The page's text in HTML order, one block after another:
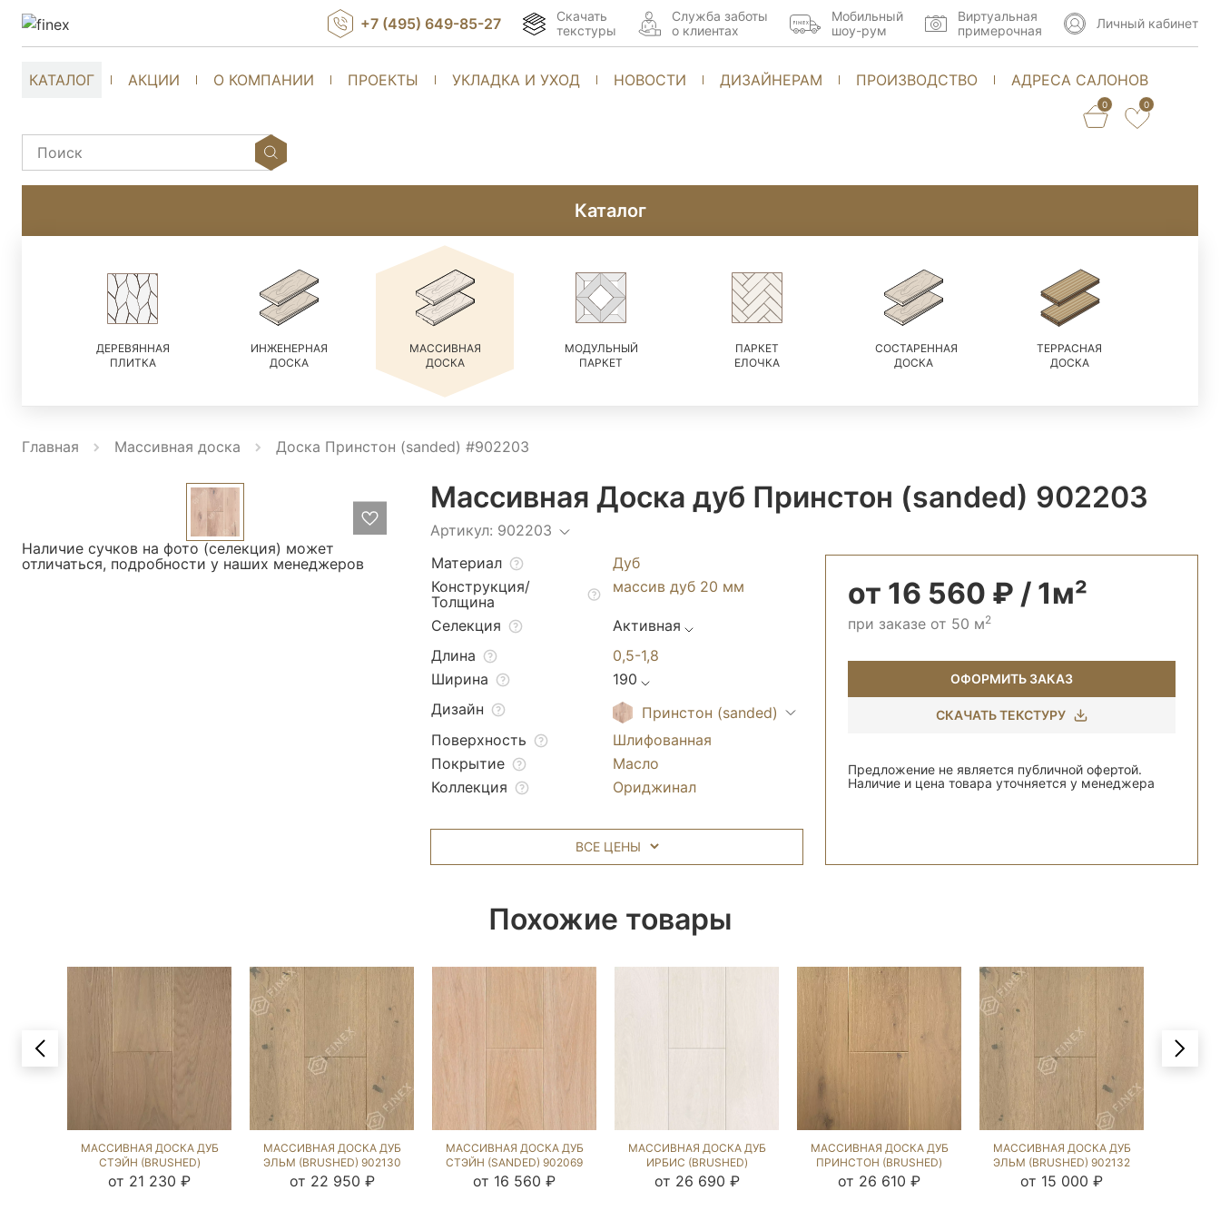
КАТАЛОГ АКЦИИ О КОМПАНИИ ПРОЕКТЫ УКЛАДКА И УХОД НОВОСТИ ДИЗАЙНЕРАМ ПРОИЗВОДСТВО АДРЕСА САЛОНОВ
0 0
+7 (495) 649-85-27
Скачать
текстуры
Cлужба заботы
о клиентах
Мобильный
шоу-рум
Виртуальная
примерочная
Личный кабинет
Каталог
ДЕРЕВЯННАЯ
ПЛИТКА
ИНЖЕНЕРНАЯ
ДОСКА
МАССИВНАЯ
ДОСКА
МОДУЛЬНЫЙ
ПАРКЕТ
ПАРКЕТ
ЕЛОЧКА
СОСТАРЕННАЯ
ДОСКА
ТЕРРАСНАЯ
ДОСКА
Главная Массивная доска Доска Принстон (sanded) #902203
Наличие сучков на фото (селекция) может
отличаться, подробности у наших менеджеров
Массивная Доска дуб Принстон (sanded) 902203
Артикул: 902203
Материал
Дуб
Конструкция/
Толщина
массив дуб 20 мм
Селекция
Активная
Длина
0,5-1,8
Ширина
190
Дизайн
Принстон (sanded)
Поверхность
Шлифованная
Покрытие
Масло
Коллекция
Ориджинал
от 16 560 ₽ / 1м²
при заказе от 50 м2
ОФОРМИТЬ ЗАКАЗ
СКАЧАТЬ ТЕКСТУРУ
Предложение не является публичной офертой.
Наличие и цена товара уточняется у менеджера
ВСЕ ЦЕНЫ
Похожие товары
МАССИВНАЯ ДОСКА ДУБ
СТЭЙН (BRUSHED)
902061
от 21 230 ₽
МАССИВНАЯ ДОСКА ДУБ
ЭЛЬМ (BRUSHED) 902130
от 22 950 ₽
МАССИВНАЯ ДОСКА ДУБ
СТЭЙН (SANDED) 902069
от 16 560 ₽
МАССИВНАЯ ДОСКА ДУБ
ИРБИС (BRUSHED)
902282
от 26 690 ₽
МАССИВНАЯ ДОСКА ДУБ
ПРИНСТОН (BRUSHED)
902206
от 26 610 ₽
МАССИВНАЯ ДОСКА ДУБ
ЭЛЬМ (BRUSHED) 902132
от 15 000 ₽